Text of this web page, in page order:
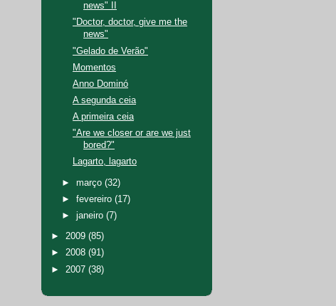
news" II
"Doctor, doctor, give me the
news"
"Gelado de Verão"
Momentos
Anno Dominó
A segunda ceia
A primeira ceia
"Are we closer or are we just
bored?"
Lagarto, lagarto
► março (32)
► fevereiro (17)
► janeiro (7)
► 2009 (85)
► 2008 (91)
►
2007 (38)